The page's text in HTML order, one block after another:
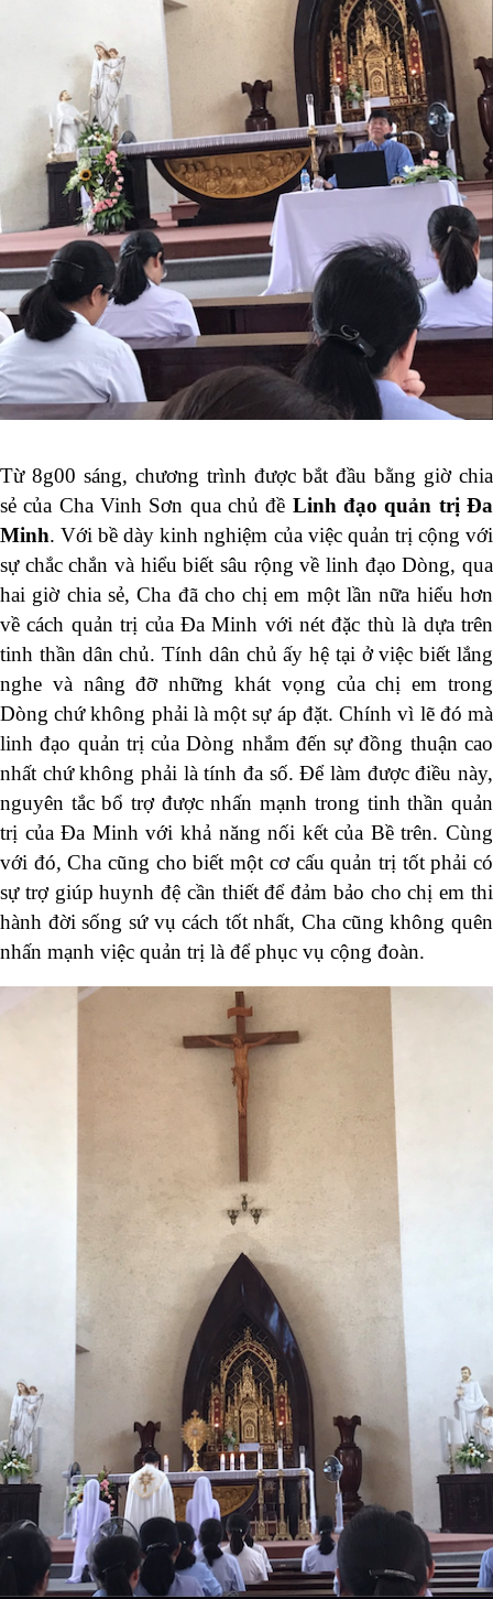
Từ 8g00 sáng, chương trình được bắt đầu bằng giờ chia
sẻ của Cha Vinh Sơn qua chủ đề Linh đạo quản trị Đa
Minh. Với bề dày kinh nghiệm của việc quản trị cộng với
sự chắc chắn và hiểu biết sâu rộng về linh đạo Dòng, qua
hai giờ chia sẻ, Cha đã cho chị em một lần nữa hiểu hơn
về cách quản trị của Đa Minh với nét đặc thù là dựa trên
tinh thần dân chủ. Tính dân chủ ấy hệ tại ở việc biết lắng
nghe và nâng đỡ những khát vọng của chị em trong
Dòng chứ không phải là một sự áp đặt. Chính vì lẽ đó mà
linh đạo quản trị của Dòng nhắm đến sự đồng thuận cao
nhất chứ không phải là tính đa số. Để làm được điều này,
nguyên tắc bổ trợ được nhấn mạnh trong tinh thần quản
trị của Đa Minh với khả năng nối kết của Bề trên. Cùng
với đó, Cha cũng cho biết một cơ cấu quản trị tốt phải có
sự trợ giúp huynh đệ cần thiết để đảm bảo cho chị em thi
hành đời sống sứ vụ cách tốt nhất, Cha cũng không quên
nhấn mạnh việc quản trị là để phục vụ cộng đoàn.